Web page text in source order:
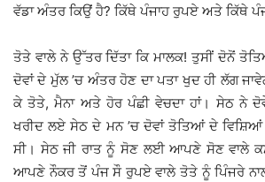
ਵੱਡਾ ਅੰਤਰ ਕਿਉਂ ਹੈ? ਕਿੱਥੇ ਪੰਜਾਹ ਰੁਪਏ ਅਤੇ ਕਿੱਥੇ
ਤੋਤੇ ਵਾਲੇ ਨੇ ਉੱਤਰ ਦਿੱਤਾ ਕਿ ਮਾਲਕ! ਤੁਸੀਂ ਦੋਨੋਂ
ਦੋਵਾਂ ਦੇ ਮੁੱਲ ’ਚ ਅੰਤਰ ਹੋਣ ਦਾ ਪਤਾ ਖੁਦ ਹੀ ਲੱਗ
ਕੇ ਤੋਤੇ, ਮੈਨਾ ਅਤੇ ਹੋਰ ਪੰਛੀ ਵੇਚਦਾ ਹਾਂ। ਸੇਠ ਨੇ
ਖਰੀਦ ਲਏ ਸੇਠ ਦੇ ਮਨ ’ਚ ਦੋਵਾਂ ਤੋਤਿਆਂ ਦੇ ਵਿਸ਼ਿਆਂ
ਸੀ। ਸੇਠ ਜੀ ਰਾਤ ਨੂੰ ਸੋਣ ਲਈ ਆਪਣੇ ਸੋਣ ਵਾਲੇ
ਆਪਣੇ ਨੌਕਰ ਤੋਂ ਪੰਜ ਸੌ ਰੁਪਏ ਵਾਲੇ ਤੋਤੇ ਨੂੰ ਪਿੰਜਰੇ